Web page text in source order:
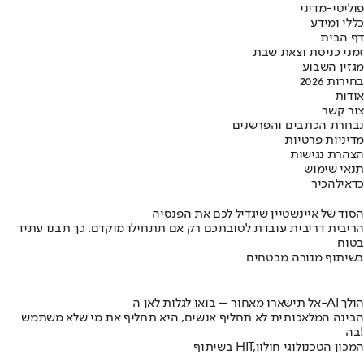
פוליטי-מדיני
כללי ומידע
דף הבית
זמני כניסת וצאת שבת
מגזין השבוע
בחירות 2026
אודות
צור קשר
נבחרת הכתבים והפרשנים
מדיניות פרטיות
הצהרת נגישות
תנאי שימוש
כדאילהכיר
הסוד של איינשטיין שיגדיל לכם את הפנסיה
הריבית דריבית עובדת לטובתכם רק אם תתחילו מוקדם. כך תבנו עתיד
בטוח
בשיתוף מנורה מבטחים
אל תישארו מאחור – בואו לגלות לאן ה-AI הולך
הבינה המלאכותית לא תחליף אנשים, היא תחליף את מי שלא משתמש
בה!
בשיתוף HIT,המכון הטכנולוגי חולון